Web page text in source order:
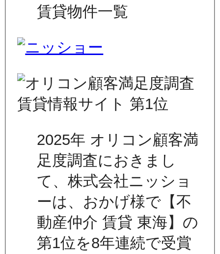
賃貸物件一覧
2025年 オリコン顧客満
足度調査におきまし
て、株式会社ニッショ
ーは、おかげ様で【不
動産仲介 賃貸 東海】の
第1位を8年連続で受賞